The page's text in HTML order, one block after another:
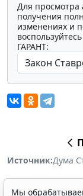
Для просмотра
получения
изменениях и
ГАРАНТ:
Источник:Дума
Мы